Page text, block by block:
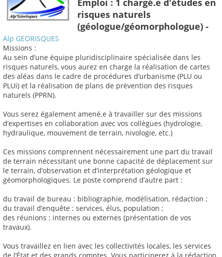
risques naturels
(géologue/géomorphologue) -
Alp GEORISQUES
Missions :
Au sein d’une équipe pluridisciplinaire spécialisée dans les
risques naturels, vous aurez en charge la réalisation de cartes
des aléas dans le cadre de procédures d’urbanisme (PLU ou
PLUi) et la réalisation de plans de prévention des risques
naturels (PPRN).
Vous serez également amené.e à travailler sur des missions
d’expertises en collaboration avec vos collègues (hydrologie,
hydraulique, mouvement de terrain, nivologie, etc.)
Ces missions comprennent nécessairement une part du travail
de terrain nécessitant une bonne capacité de déplacement sur
le terrain, d’observation et d’interprétation géologique et
géomorphologiques. Le poste comprend d’autre part :
du travail de bureau : bibliographie, modélisation, rédaction ;
du travail d’enquête : services, élus, population ;
des réunions : internes ou externes (présentation de vos
travaux).
Vous travaillez en lien avec les collectivités locales, les services